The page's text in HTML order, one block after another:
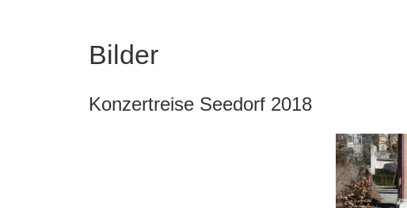
Bilder
Konzertreise Seedorf 2018